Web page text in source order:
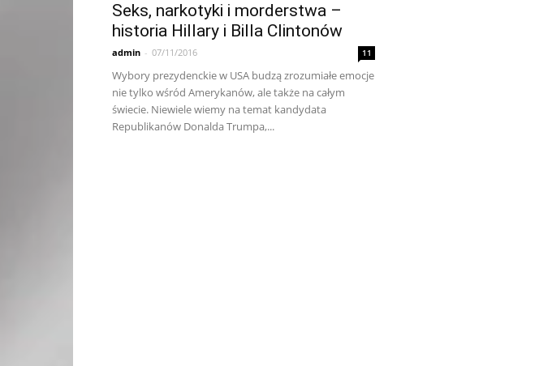
Seks, narkotyki i morderstwa –
historia Hillary i Billa Clintonów
admin - 07/11/2016 11
Wybory prezydenckie w USA budzą zrozumiałe emocje
nie tylko wśród Amerykanów, ale także na całym
świecie. Niewiele wiemy na temat kandydata
Republikanów Donalda Trumpa,...